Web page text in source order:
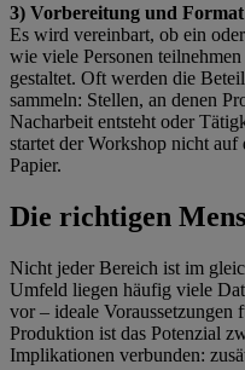
3) Vorbereitung und Format
Es wird vereinbart, ob ein
wie viele Personen
gestaltet. Oft werden die
sammeln: Stellen, an denen
Nacharbeit entsteht oder
startet der Workshop nicht
Papier.
Die richtigen
Nicht jeder Bereich ist im
Umfeld liegen häufig viele
vor – ideale Voraussetzungen
Produktion ist das Potenzial
Implikationen verbunden: